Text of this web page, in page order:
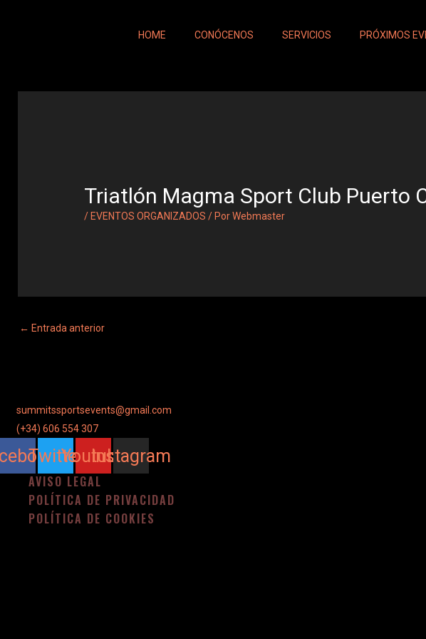
HOME CONÓCENOS SERVICIOS PRÓXIMOS
Triatlón Magma Sport Club Puerto
/ EVENTOS ORGANIZADOS / PorWebmaster
← Entrada anterior
summitssportsevents@gmail.com
(+34) 606 554 307
TwitterYoutube
Instagram
AVISO LEGAL
POLÍTICA DE PRIVACIDAD
POLÍTICA DE COOKIES